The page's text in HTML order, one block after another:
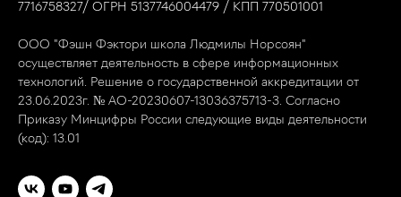
7716758327/ ОГРН 5137746004479 / КПП 770501001
ООО "Фэшн Фэктори школа Людмилы Норсоян"
осуществляет деятельность в сфере информационных
технологий. Решение о государственной аккредитации от
23.06.2023г. № АО-20230607-13036375713-3. Согласно
Приказу Минцифры России следующие виды деятельности
(код): 13.01